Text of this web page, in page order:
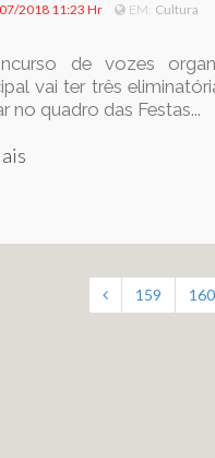
2018 11:23 Hr EM: Cultura
de vozes
vai ter três
no quadro das Festas...
159 160